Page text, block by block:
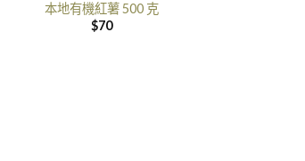
本地有機紅薯 500 克
$70